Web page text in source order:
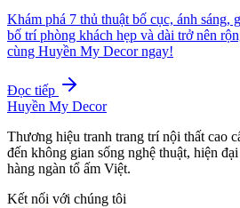
Khám phá 7 thủ thuật bố cục, ánh sáng,
bố trí phòng khách hẹp và dài trở nên
cùng Huyền My Decor ngay!
Đọc tiếp
Huyền My Decor
Thương hiệu tranh trang trí nội thất cao
đến không gian sống nghệ thuật, hiện
hàng ngàn tổ ấm Việt.
Kết nối với chúng tôi